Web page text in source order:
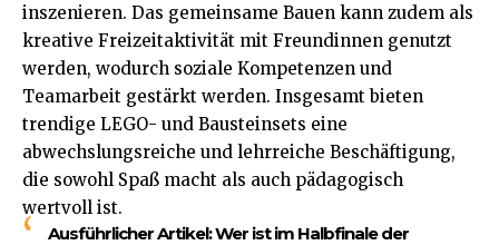
inszenieren. Das gemeinsame Bauen kann zudem als
kreative Freizeitaktivität mit Freundinnen genutzt
werden, wodurch soziale Kompetenzen und
Teamarbeit gestärkt werden. Insgesamt bieten
trendige LEGO- und Bausteinsets eine
abwechslungsreiche und lehrreiche Beschäftigung,
die sowohl Spaß macht als auch pädagogisch
wertvoll ist.
Ausführlicher Artikel:Wer ist im Halbfinale der